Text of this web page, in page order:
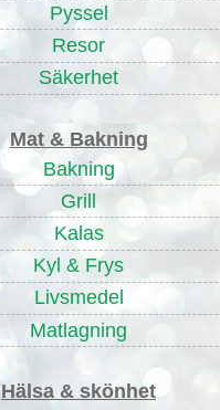
Pyssel
Resor
Säkerhet
Mat & Bakning
Bakning
Grill
Kalas
Kyl & Frys
Livsmedel
Matlagning
Hälsa & skönhet